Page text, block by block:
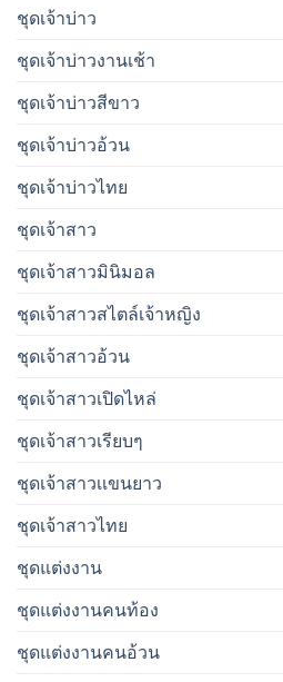
ชุดเจ้าบ่าว
ชุดเจ้าบ่าวงานเช้า
ชุดเจ้าบ่าวสีขาว
ชุดเจ้าบ่าวอ้วน
ชุดเจ้าบ่าวไทย
ชุดเจ้าสาว
ชุดเจ้าสาวมินิมอล
ชุดเจ้าสาวสไตล์เจ้าหญิง
ชุดเจ้าสาวอ้วน
ชุดเจ้าสาวเปิดไหล่
ชุดเจ้าสาวเรียบๆ
ชุดเจ้าสาวเเขนยาว
ชุดเจ้าสาวไทย
ชุดแต่งงาน
ชุดแต่งงานคนท้อง
ชุดแต่งงานคนอ้วน